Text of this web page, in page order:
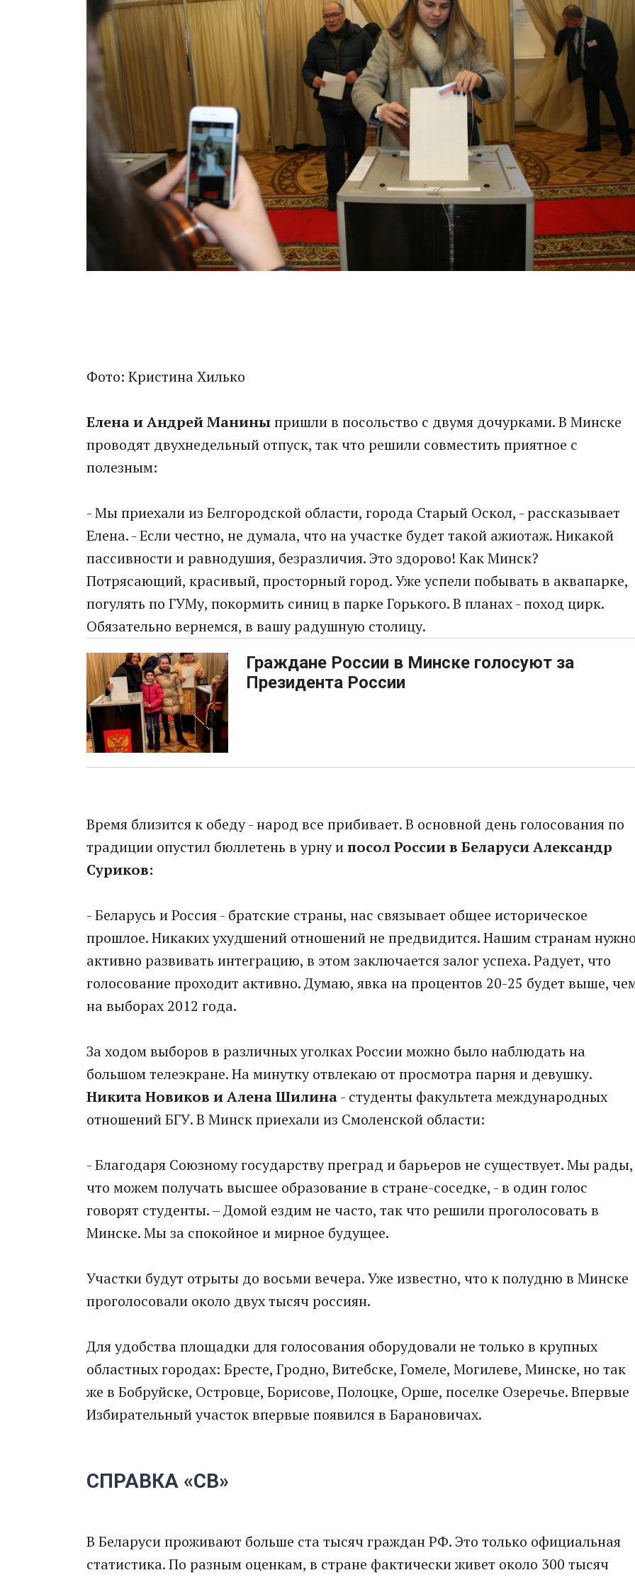
Фото: Кристина Хилько
Елена и Андрей Маниныпришли в посольство с двумя дочурками. В Минске
проводят двухнедельный отпуск, так что решили совместить приятное с
полезным:
- Мы приехали из Белгородской области, города Старый Оскол, - рассказывает
Елена. - Если честно, не думала, что на участке будет такой ажиотаж. Никакой
пассивности и равнодушия, безразличия. Это здорово! Как Минск?
Потрясающий, красивый, просторный город. Уже успели побывать в аквапарке,
погулять по ГУМу, покормить синиц в парке Горького. В планах - поход цирк.
Обязательно вернемся, в вашу радушную столицу.
Граждане России в Минске голосуют за
Президента России
Время близится к обеду - народ все прибивает. В основной день голосования по
традиции опустил бюллетень в урну ипосол России в Беларуси Александр
Суриков:
- Беларусь и Россия - братские страны, нас связывает общее историческое
прошлое. Никаких ухудшений отношений не предвидится. Нашим странам нужно
активно развивать интеграцию, в этом заключается залог успеха. Радует, что
голосование проходит активно. Думаю, явка на процентов 20-25 будет выше,
на выборах 2012 года.
За ходом выборов в различных уголках России можно было наблюдать на
большом телеэкране. На минутку отвлекаю от просмотра парня и девушку.
Никита Новиков и Алена Шилина- студенты факультета международных
отношений БГУ. В Минск приехали из Смоленской области:
- Благодаря Союзному государству преград и барьеров не существует. Мы рады,
что можем получать высшее образование в стране-соседке, - в один голос
говорят студенты. – Домой ездим не часто, так что решили проголосовать в
Минске. Мы за спокойное и мирное будущее.
Участки будут отрыты до восьми вечера. Уже известно, что к полудню в Минске
проголосовали около двух тысяч россиян.
Для удобства площадки для голосования оборудовали не только в крупных
областных городах: Бресте, Гродно, Витебске, Гомеле, Могилеве, Минске, но так
же в Бобруйске, Островце, Борисове, Полоцке, Орше, поселке Озеречье. Впервые
Избирательный участок впервые появился в Барановичах.
СПРАВКА «СВ»
В Беларуси проживают больше ста тысяч граждан РФ. Это только официальная
статистика. По разным оценкам, в стране фактически живет около 300 тысяч